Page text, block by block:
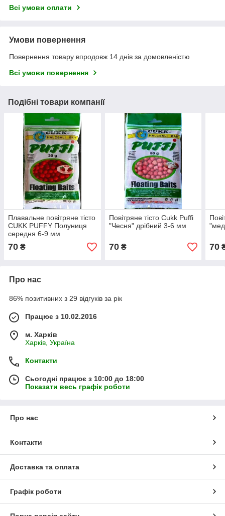
Всі умови оплати
Умови повернення
Повернення товару впродовж 14 днів за домовленістю
Всі умови повернення
Подібні товари компанії
Плавальне повітряне тісто
CUKK PUFFY Полуниця
середня 6-9 мм
70 ₴
Повітряне тісто Cukk Puffi
"Чесня" дрібний 3-6 мм
70₴ 70
Про нас
86% позитивних з 29 відгуків за рік
Працює з 10.02.2016
м. Харків
Харків, Україна
Контакти
Сьогодні працює з 10:00 до 18:00
Показати весь графік роботи
Про нас
Контакти
Доставка та оплата
Графік роботи